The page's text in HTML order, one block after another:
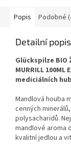
Popis Podobné
Detailní
Glückspilze BIO
MURRILL
mediciálních
Mandlová houba
cenných
polysacharidů.
mandlové aroma
kvalitní jedlou a